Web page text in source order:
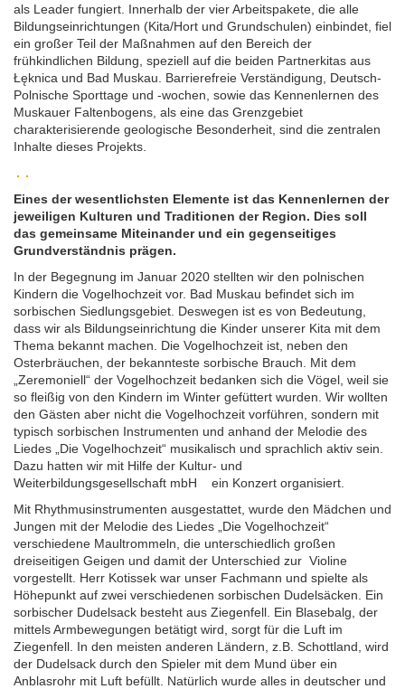
als Leader fungiert. Innerhalb der vier Arbeitspakete, die alle
Bildungseinrichtungen (Kita/Hort und Grundschulen) einbindet, fiel
ein großer Teil der Maßnahmen auf den Bereich der
frühkindlichen Bildung, speziell auf die beiden Partnerkitas aus
Łęknica und Bad Muskau. Barrierefreie Verständigung, Deutsch-
Polnische Sporttage und -wochen, sowie das Kennenlernen des
Muskauer Faltenbogens, als eine das Grenzgebiet
charakterisierende geologische Besonderheit, sind die zentralen
Inhalte dieses Projekts.
Eines der wesentlichsten Elemente ist das Kennenlernen der
jeweiligen Kulturen und Traditionen der Region. Dies soll
das gemeinsame Miteinander und ein gegenseitiges
Grundverständnis prägen.
In der Begegnung im Januar 2020 stellten wir den polnischen
Kindern die Vogelhochzeit vor. Bad Muskau befindet sich im
sorbischen Siedlungsgebiet. Deswegen ist es von Bedeutung,
dass wir als Bildungseinrichtung die Kinder unserer Kita mit dem
Thema bekannt machen. Die Vogelhochzeit ist, neben den
Osterbräuchen, der bekannteste sorbische Brauch. Mit dem
„Zeremoniell“ der Vogelhochzeit bedanken sich die Vögel, weil sie
so fleißig von den Kindern im Winter gefüttert wurden. Wir wollten
den Gästen aber nicht die Vogelhochzeit vorführen, sondern mit
typisch sorbischen Instrumenten und anhand der Melodie des
Liedes „Die Vogelhochzeit“ musikalisch und sprachlich aktiv sein.
Dazu hatten wir mit Hilfe der Kultur- und
Weiterbildungsgesellschaft mbH
ein Konzert organisiert.
Mit Rhythmusinstrumenten ausgestattet, wurde den Mädchen und
Jungen mit der Melodie des Liedes „Die Vogelhochzeit“
verschiedene Maultrommeln, die unterschiedlich großen
dreiseitigen Geigen und damit der Unterschied zur Violine
vorgestellt. Herr Kotissek war unser Fachmann und spielte als
Höhepunkt auf zwei verschiedenen sorbischen Dudelsäcken. Ein
sorbischer Dudelsack besteht aus Ziegenfell. Ein Blasebalg, der
mittels Armbewegungen betätigt wird, sorgt für die Luft im
Ziegenfell. In den meisten anderen Ländern, z.B. Schottland, wird
der Dudelsack durch den Spieler mit dem Mund über ein
Anblasrohr mit Luft befüllt. Natürlich wurde alles in deutscher und